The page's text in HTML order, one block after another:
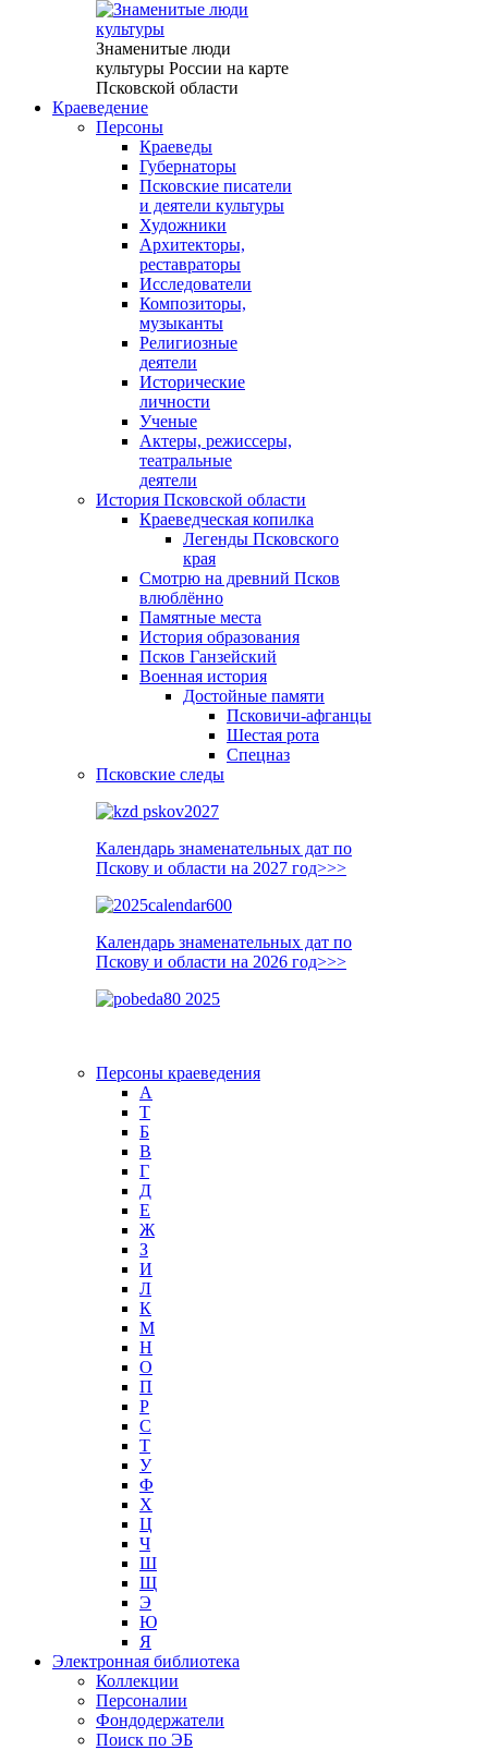
Знаменитые люди
культуры России на карте
Псковской области
Краеведение
Персоны
Краеведы
Губернаторы
Псковские писатели
и деятели культуры
Художники
Архитекторы,
реставраторы
Исследователи
Композиторы,
музыканты
Религиозные
деятели
Исторические
личности
Ученые
Актеры, режиссеры,
театральные
деятели
История Псковской области
Краеведческая копилка
Легенды Псковского
края
Смотрю на древний Псков
влюблённо
Памятные места
История образования
Псков Ганзейский
Военная история
Достойные памяти
Псковичи-афганцы
Шестая рота
Спецназ
Псковские следы
Календарь знаменательных дат по
Пскову и области на 2027 год>>>
Календарь знаменательных дат по
Пскову и области на 2026 год>>>
Персоны краеведения
А
T
Б
В
Г
Д
Е
Ж
З
И
Л
К
М
Н
О
П
Р
С
Т
У
Ф
Х
Ц
Ч
Ш
Щ
Э
Ю
Я
Электронная библиотека
Коллекции
Персоналии
Фондодержатели
Поиск по ЭБ